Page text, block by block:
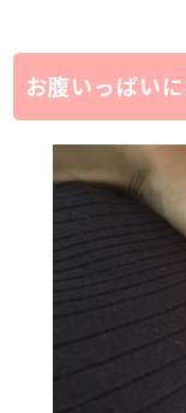
お腹いっぱい